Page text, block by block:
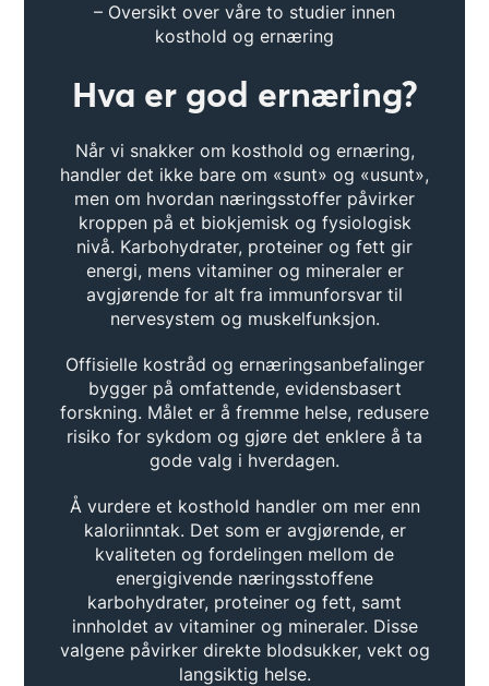
– Oversikt over våre to studier innen
kosthold og ernæring
Hva er god ernæring?
Når vi snakker om kosthold og ernæring,
handler det ikke bare om «sunt» og «usunt»,
men om hvordan næringsstoffer påvirker
kroppen på et biokjemisk og fysiologisk
nivå. Karbohydrater, proteiner og fett gir
energi, mens vitaminer og mineraler er
avgjørende for alt fra immunforsvar til
nervesystem og muskelfunksjon.
Offisielle kostråd og ernæringsanbefalinger
bygger på omfattende, evidensbasert
forskning. Målet er å fremme helse, redusere
risiko for sykdom og gjøre det enklere å ta
gode valg i hverdagen.
Å vurdere et kosthold handler om mer enn
kaloriinntak. Det som er avgjørende, er
kvaliteten og fordelingen mellom de
energigivende næringsstoffene
karbohydrater, proteiner og fett, samt
innholdet av vitaminer og mineraler. Disse
valgene påvirker direkte blodsukker, vekt og
langsiktig helse.